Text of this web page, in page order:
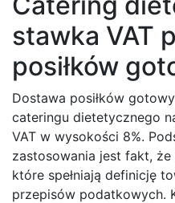
stawka VAT
posiłków
Dostawa posiłków
cateringu dietetycznego
VAT w wysokości 8%.
zastosowania jest fakt,
które spełniają definicję
przepisów podatkowych.